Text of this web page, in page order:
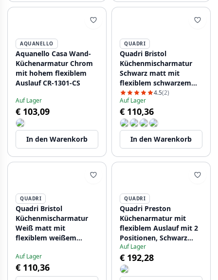
AQUANELLO
Aquanello Casa Wand-
Küchenarmatur Chrom
mit hohem flexiblem
Auslauf CR-1301-CS
Auf Lager
€ 103,09
In den Warenkorb
QUADRI
Quadri Bristol
Küchenmischarmatur
Schwarz matt mit
flexiblem schwarzem
Auslauf 1208956027
4.5(2)
Auf Lager
€ 110,36
In den Warenkorb
QUADRI
Quadri Bristol
Küchenmischarmatur
Weiß matt mit
flexiblem weißem
Auf Lager
€ 110,36
QUADRI
Quadri Preston
Küchenarmatur mit
flexiblem Auslauf mit 2
Positionen, Schwarz
matt 1208957227
Auf Lager
€ 192,28